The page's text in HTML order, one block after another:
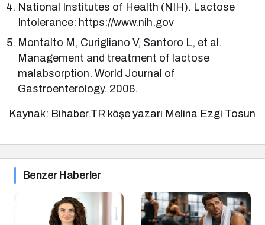
National Institutes of Health (NIH). Lactose
Intolerance: https://www.nih.gov
Montalto M, Curigliano V, Santoro L, et al.
Management and treatment of lactose
malabsorption. World Journal of
Gastroenterology. 2006.
Kaynak: Bihaber.TR köşe yazarı Melina Ezgi Tosun
Benzer Haberler